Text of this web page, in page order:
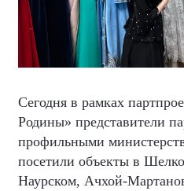
Сегодня в рамках
Родины» представители
профильными
посетили объекты в
Наурском, Ачхой-